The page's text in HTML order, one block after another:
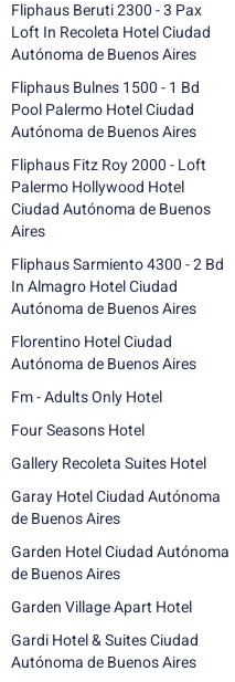
Fliphaus Beruti 2300 - 3 Pax
Loft In Recoleta Hotel Ciudad
Autónoma de Buenos Aires
Fliphaus Bulnes 1500 - 1 Bd
Pool Palermo Hotel Ciudad
Autónoma de Buenos Aires
Fliphaus Fitz Roy 2000 - Loft
Palermo Hollywood Hotel
Ciudad Autónoma de Buenos
Aires
Fliphaus Sarmiento 4300 - 2 Bd
In Almagro Hotel Ciudad
Autónoma de Buenos Aires
Florentino Hotel Ciudad
Autónoma de Buenos Aires
Fm - Adults Only Hotel
Four Seasons Hotel
Gallery Recoleta Suites Hotel
Garay Hotel Ciudad Autónoma
de Buenos Aires
Garden Hotel Ciudad Autónoma
de Buenos Aires
Garden Village Apart Hotel
Gardi Hotel & Suites Ciudad
Autónoma de Buenos Aires